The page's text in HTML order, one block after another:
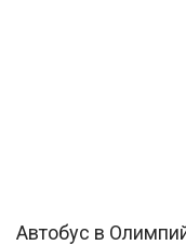
Автобус в